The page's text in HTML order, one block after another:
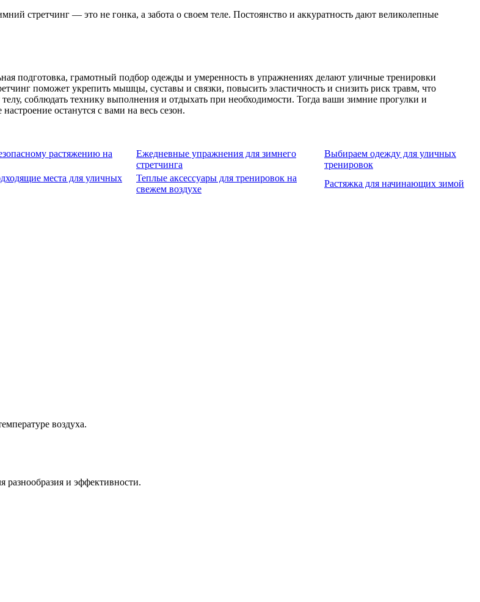
стретчинг — это не гонка, а забота о своем теле. Постоянство и аккуратность дают великолепные
подготовка, грамотный подбор одежды и умеренность в упражнениях делают уличные тренировки
поможет укрепить мышцы, суставы и связки, повысить эластичность и снизить риск травм, что
соблюдать технику выполнения и отдыхать при необходимости. Тогда ваши зимние прогулки и
останутся с вами на весь сезон.
растяжению на
Ежедневные упражнения для зимнего
стретчинга
Выбираем одежду для уличных
тренировок
места для уличных
Теплые аксессуары для тренировок на
свежем воздухе
Растяжка для начинающих зимой
воздуха.
и эффективности.